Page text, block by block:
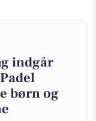
indgår
børn og